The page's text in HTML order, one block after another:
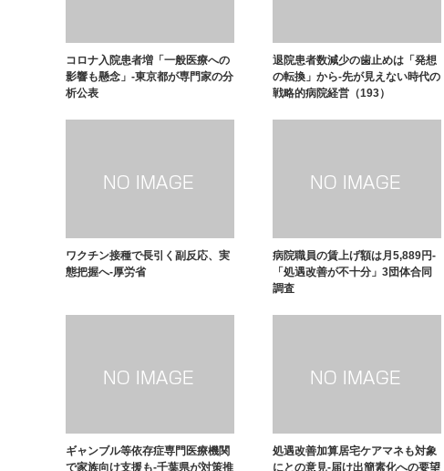
コロナ入院患者増「一般医療への
影響も懸念」-東京都が専門家の分
析公表
退院患者数減少の歯止めは「発想
の転換」から-先が見えない時代の
戦略的病院経営（193）
ワクチン接種で長引く副反応、実
態把握へ-厚労省
病院職員の賃上げ額は月5,889円-
「処遇改善が不十分」3団体合同
調査
ギャンブル等依存症専門医療機関
で家族向け支援も-千葉県が対策推
処遇改善加算居宅ケアマネも対象
にとの意見-届け出簡素化への要望